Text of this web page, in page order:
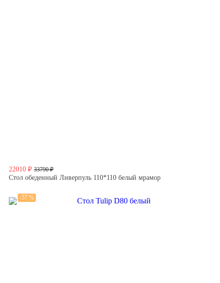
22010 ₽ 33790 ₽
Стол обеденный Ливерпуль 110*110 белый мрамор
-57 %